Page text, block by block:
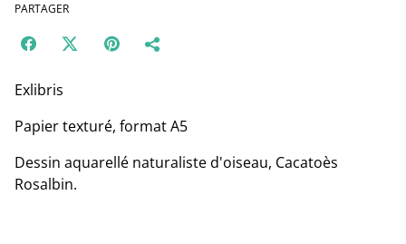
PARTAGER
Exlibris
Papier texturé, format A5
Dessin aquarellé naturaliste d'oiseau, Cacatoès
Rosalbin.